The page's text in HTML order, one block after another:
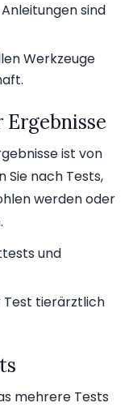
sind
Werkzeuge
ist von
Sie nach Tests,
werden oder
und
Test tierärztlich
mehrere Tests